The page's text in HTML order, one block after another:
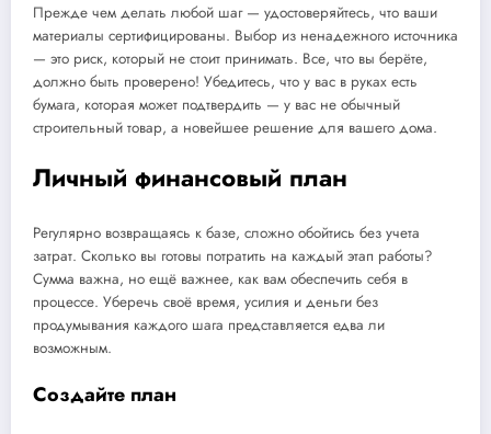
Прежде чем делать любой шаг — удостоверяйтесь, что ваши
материалы сертифицированы. Выбор из ненадежного источника
— это риск, который не стоит принимать. Все, что вы берёте,
должно быть проверено! Убедитесь, что у вас в руках есть
бумага, которая может подтвердить — у вас не обычный
строительный товар, а новейшее решение для вашего дома.
Личный финансовый план
Регулярно возвращаясь к базе, сложно обойтись без учета
затрат. Сколько вы готовы потратить на каждый этап работы?
Сумма важна, но ещё важнее, как вам обеспечить себя в
процессе. Уберечь своё время, усилия и деньги без
продумывания каждого шага представляется едва ли
возможным.
Создайте план